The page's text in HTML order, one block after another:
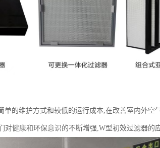
单的维护方式和较低的运行成本,在改善室内外空
对健康和环保意识的不断增强,W型初效过滤器的